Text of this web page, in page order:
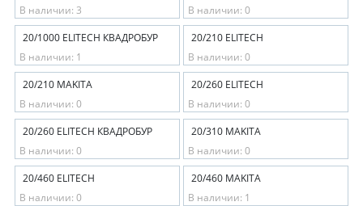
В наличии: 3
В наличии: 0
20/1000 ELITECH КВАДРОБУР
В наличии: 1
20/210 ELITECH
В наличии: 0
20/210 MAKITA
В наличии: 0
20/260 ELITECH
В наличии: 0
20/260 ELITECH КВАДРОБУР
В наличии: 0
20/310 MAKITA
В наличии: 0
20/460 ELITECH
В наличии: 0
20/460 MAKITA
В наличии: 1